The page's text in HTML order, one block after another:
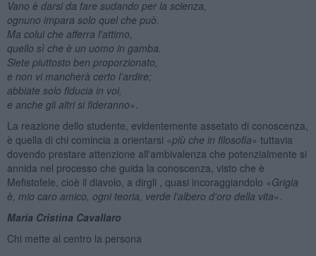
Vano è darsi da fare sudando per la scienza,
ognuno impara solo quel che può.
Ma colui che afferra l'attimo,
quello sì che è un uomo in gamba.
Siete piuttosto ben proporzionato,
e non vi mancherà certo l'ardire;
abbiate solo fiducia in voi,
e anche gli altri si fideranno».
La reazione dello studente, evidentemente assetato di conoscenza,
è quella di chi comincia a orientarsi «più che in filosofia» tuttavia
dovendo prestare attenzione all'ambivalenza che potenzialmente si
annida nel processo che guida la conoscenza, visto che è
Mefistofele, cioè il diavolo, a dirgli , quasi incoraggiandolo «Grigia
è, mio caro amico, ogni teoria, verde l'albero d'oro della vita».
Maria Cristina Cavallaro
Chi mette al centro la persona